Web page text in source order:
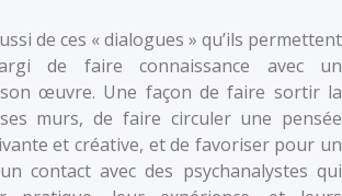
de ces « dialogues » qu’ils permettent
de faire connaissance avec un
œuvre. Une façon de faire sortir la
murs, de faire circuler une pensée
et créative, et de favoriser pour un
contact avec des psychanalystes qui